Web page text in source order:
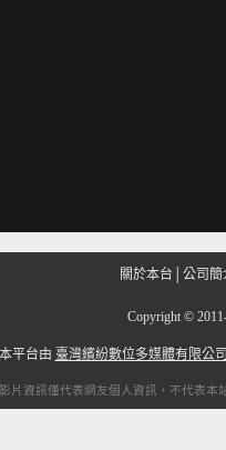
關於本台 公司簡
Copyright ©
本平台由 臺灣繽紛數位多媒體有限公
影片資訊僅代表網友個人資訊，不代表本